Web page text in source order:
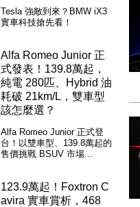
Tesla 強敵到來？BMW iX3
實車科技搶先看！
Alfa Romeo Junior 正
式發表！139.8萬起，
純電 280匹、Hybrid 油
耗破 21km/L，雙車型
該怎麼選？
Alfa Romeo Junior 正式登
台！以雙車型、139.8萬起的
售價挑戰 BSUV 市場...
123.9萬起！Foxtron C
avira 實車賞析，468